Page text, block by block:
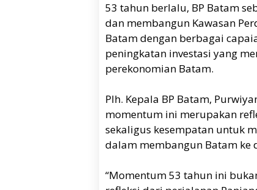
53 tahun berlalu, BP Batam
dan membangun Kawasan
Batam dengan berbagai
peningkatan investasi yang
perekonomian Batam.
Plh. Kepala BP Batam,
momentum ini merupakan
sekaligus kesempatan untuk
dalam membangun Batam ke
“Momentum 53 tahun ini